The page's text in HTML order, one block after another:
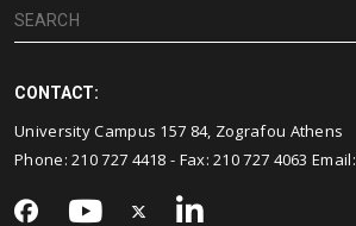
CONTACT:
University Campus 157 84, Zografou Athens
Phone:210 727 4418 - Fax:210 727 4063 Email: